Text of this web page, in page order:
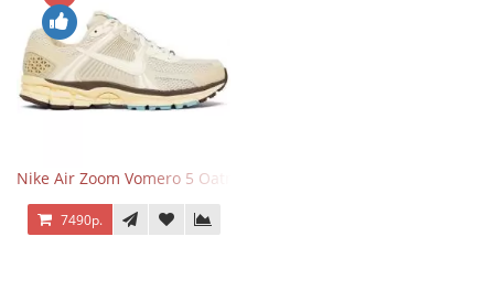
Nike Air Zoom Vomero 5 Oatmeal
7490р.